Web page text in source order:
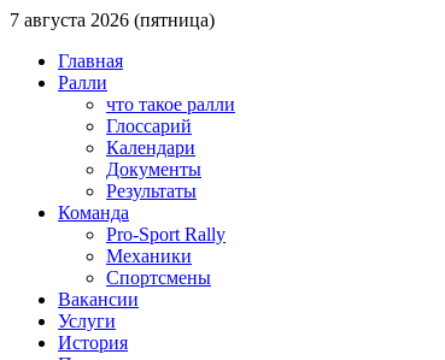
7 августа 2026 (пятница)
Главная
Ралли
что такое ралли
Глоссарий
Календари
Документы
Результаты
Команда
Pro-Sport Rally
Механики
Спортсмены
Вакансии
Услуги
История